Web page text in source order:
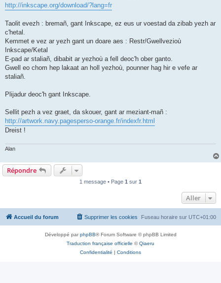
a
g
http://inkscape.org/download/?lang=fr
Taolit evezh : bremañ, gant Inkscape, ez eus ur voestad da zibab yezh ar
c'hetal.
Kemmet e vez ar yezh gant un doare aes : Restr/Gwellvezioù
Inkscape/Ketal
E-pad ar staliañ, dibabit ar yezhoù a fell deoc'h ober ganto.
Gwell eo chom hep lakaat an holl yezhoù, pounner hag hir e vefe ar
staliañ.
Plijadur deoc'h gant Inkscape.
Sellit pezh a vez graet, da skouer, gant ar meziant-mañ :
http://artwork.navy.pagesperso-orange.fr/indexfr.html
Dreist !
Alan
Répondre
1 message • Page 1 sur 1
Aller
Accueil du forum Fuseau horaire sur UTC+01:00
Supprimer les cookies
Développé parphpBB® Forum Software © phpBB Limited
Traduction française officielle ©Qiaeru
Confidentialité | Conditions